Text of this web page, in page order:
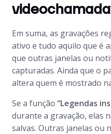
Em suma, as gravações
ativo e tudo aquilo que é
que outras janelas ou
capturadas. Ainda que o
altera quem é mostrado
Se a função “Legendas
durante a gravação, elas
salvas. Outras janelas ou